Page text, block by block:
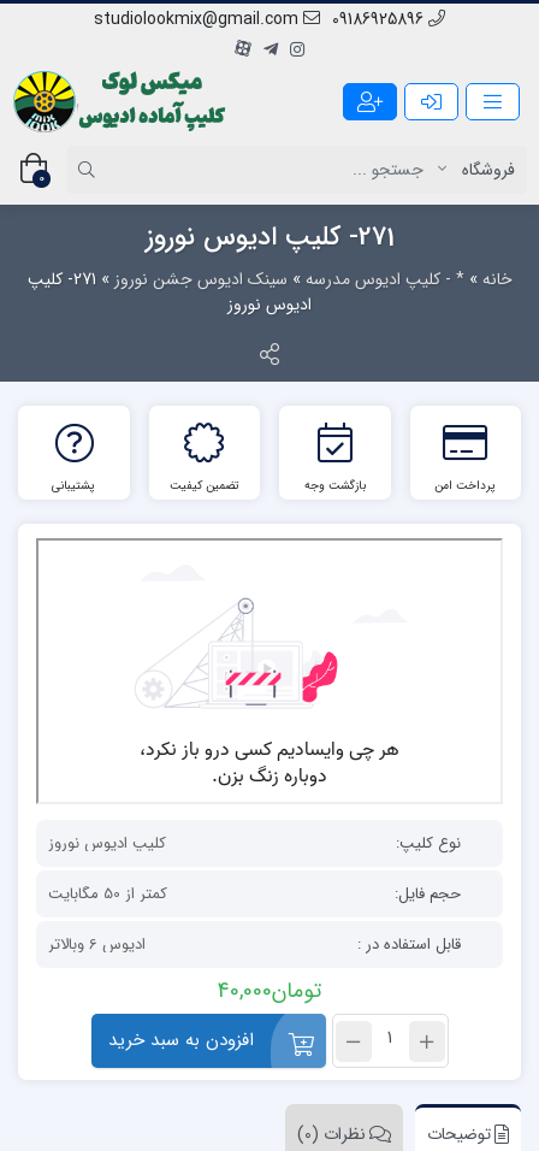
09186925896
studiolookmix@gmail.com
0
271- کلیپ ادیوس نوروز
خانه»* - کلیپ ادیوس مدرسه» سینک ادیوس جشن نوروز »
271- کلیپ
ادیوس نوروز
پرداخت امن بازگشت وجه تضمین کیفیت پشتیبانی
نوع کلیپ:
کلیپ ادیوس نوروز
حجم فایل:
کمتر از 50 مگابایت
قابل استفاده در :
ادیوس 6 وبالاتر
تومان40,000
افزودن به سبد خرید
توضیحات نظرات (0)